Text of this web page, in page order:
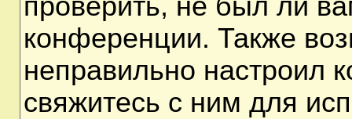
проверить, не был ли
конференции. Также
неправильно настроил
свяжитесь с ним для